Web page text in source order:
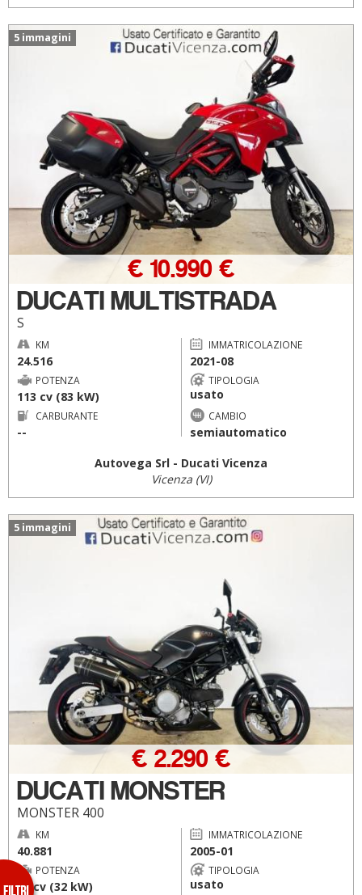
5 immagini
DUCATI MULTISTRADA
S
€ 10.990 €
KM
24.516
IMMATRICOLAZIONE
2021-08
POTENZA
113 cv (83 kW)
TIPOLOGIA
usato
CARBURANTE
--
CAMBIO
semiautomatico
Autovega Srl - Ducati Vicenza
Vicenza (VI)
5 immagini
DUCATI MONSTER
MONSTER 400
€ 2.290 €
KM
40.881
IMMATRICOLAZIONE
2005-01
POTENZA
44 cv (32 kW)
TIPOLOGIA
usato